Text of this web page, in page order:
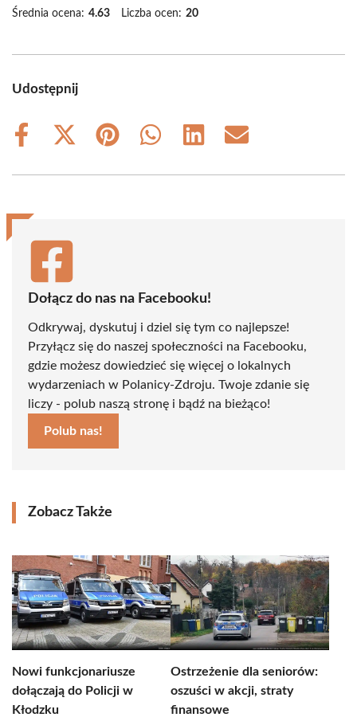
Średnia ocena: 4.63 Liczba ocen: 20
Udostępnij
Share
Share
(Twitter)
Share
Share
Share
Share
Dołącz do nas na Facebooku!
Odkrywaj, dyskutuj i dziel się tym co najlepsze!
Przyłącz się do naszej społeczności na Facebooku,
gdzie możesz dowiedzieć się więcej o lokalnych
wydarzeniach w Polanicy-Zdroju. Twoje zdanie się
liczy - polub naszą stronę i bądź na bieżąco!
Polub nas!
Zobacz Także
Nowi funkcjonariusze
dołączają do Policji w
Kłodzku
Ostrzeżenie dla seniorów:
oszuści w akcji, straty
finansowe